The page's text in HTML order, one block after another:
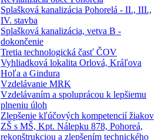
Splašková kanalizácia Pohorelá - II., III.,
IV. stavba
Splašková kanalizácia, vetva B -
dokončenie
Tretia technologická časť ČOV
Vyhliadková lokalita Orlová, Kráľova
Hoľa a Gindura
Vzdelávanie MRK
Vzdelávaním a spoluprácou k lepšiemu
plneniu úloh
Zlepšenie kľúčových kompetencií žiakov
ZŠ s MŠ, Kpt. Nálepku 878, Pohoreá,
rekonštrukciou a zlepšením technického